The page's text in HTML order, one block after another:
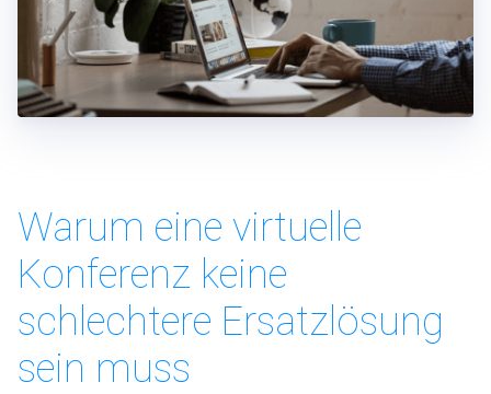
Warum eine virtuelle
Konferenz keine
schlechtere Ersatzlösung
sein muss